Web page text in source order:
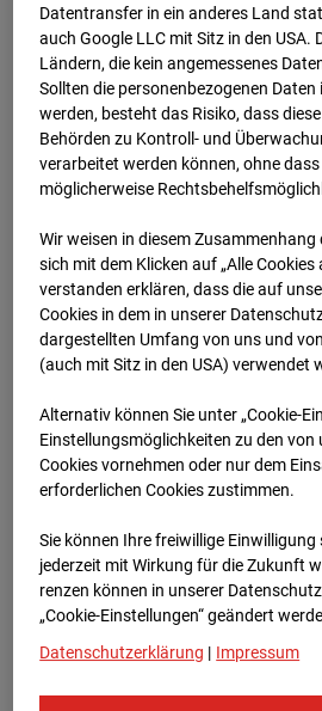
Jun.2025
Datentransfer in ein anderes Land
auch Google LLC mit Sitz in den USA.
Ländern, die kein angemessenes
Sollten die personenbezogenen Daten
werden, besteht das Risiko, dass
Behörden zu Kontroll- und
verarbeitet werden können, ohne
möglicherweise
Wir weisen in diesem Zusammenhang
sich mit dem Klicken auf „Alle
ver­standen erklären, dass die auf
Cookies in dem in unserer
dargestellten Umfang von uns und
(auch mit Sitz in den USA) verwendet
Alternativ können Sie unter „Cookie-
Einstellungsmöglichkeiten zu den von
Cookies vornehmen oder nur dem
erforderlichen Cookies zustimmen.
Sie können Ihre freiwillige
jederzeit mit Wirkung für die Zukunft
renzen können in unserer
„Cookie-Einstellungen“ geändert
Datenschutzerklärung | Impressum